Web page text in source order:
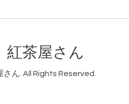
茶屋さん
さん. All Rights Reserved.